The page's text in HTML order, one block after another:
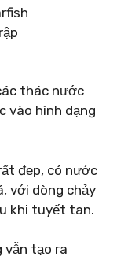
thác nước
vào hình dạng
đẹp, có nước
với dòng chảy
khi tuyết tan.
vẫn tạo ra